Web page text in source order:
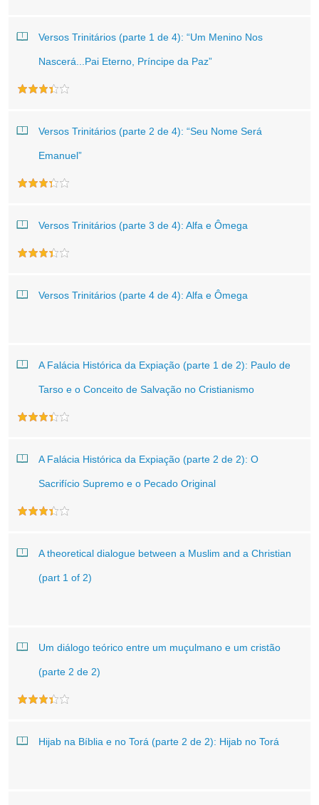
Versos Trinitários (parte 1 de 4): “Um Menino Nos
Nascerá...Pai Eterno, Príncipe da Paz”
Versos Trinitários (parte 2 de 4): “Seu Nome Será
Emanuel”
Versos Trinitários (parte 3 de 4): Alfa e Ômega
Versos Trinitários (parte 4 de 4): Alfa e Ômega
A Falácia Histórica da Expiação (parte 1 de 2): Paulo de
Tarso e o Conceito de Salvação no Cristianismo
A Falácia Histórica da Expiação (parte 2 de 2): O
Sacrifício Supremo e o Pecado Original
A theoretical dialogue between a Muslim and a Christian
(part 1 of 2)
Um diálogo teórico entre um muçulmano e um cristão
(parte 2 de 2)
Hijab na Bíblia e no Torá (parte 2 de 2): Hijab no Torá